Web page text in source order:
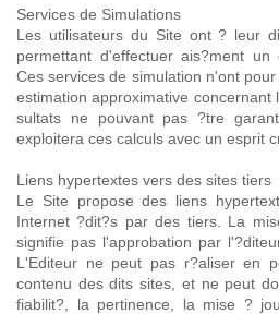
Services de Simulations
Les utilisateurs du Site ont ? leur
permettant d'effectuer ais?ment un
Ces services de simulation n'ont
estimation approximative concernant
sultats ne pouvant pas ?tre
exploitera ces calculs avec un esprit
Liens hypertextes vers des sites tiers
Le Site propose des liens
Internet ?dit?s par des tiers. La
signifie pas l'approbation par
L'Editeur ne peut pas r?aliser en
contenu des dits sites, et ne peut
fiabilit?, la pertinence, la mise ?